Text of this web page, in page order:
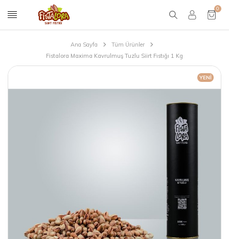
0
Ana Sayfa
Tüm Ürünler
Fistalora Maxima Kavrulmuş Tuzlu Siirt Fıstığı 1 Kg
YENI